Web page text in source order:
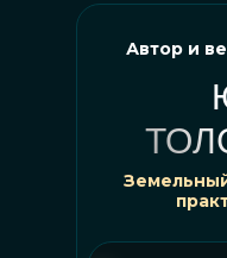
Автор и